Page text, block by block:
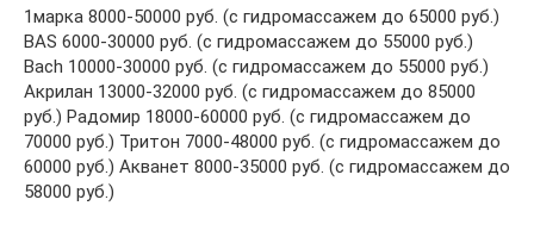
1марка 8000-50000 руб. (с гидромассажем до 65000 руб.)
BAS 6000-30000 руб. (с гидромассажем до 55000 руб.)
Bach 10000-30000 руб. (с гидромассажем до 55000 руб.)
Акрилан 13000-32000 руб. (с гидромассажем до 85000
руб.) Радомир 18000-60000 руб. (с гидромассажем до
70000 руб.) Тритон 7000-48000 руб. (с гидромассажем до
60000 руб.) Акванет 8000-35000 руб. (с гидромассажем до
58000 руб.)